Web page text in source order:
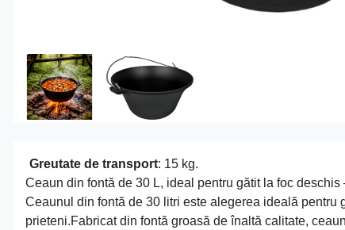
Greutate de transport: 15 kg.
Ceaun din fontă de 30 L, ideal pentru gătit la foc
Ceaunul din fontă de 30 litri este alegerea ideală pentru
prieteni.Fabricat din fontă groasă de înaltă calitate,